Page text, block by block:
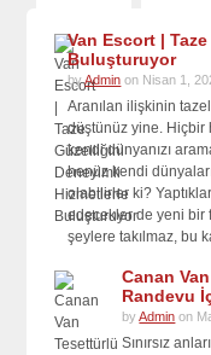
Van Escort |
Buluşturuyor
byAdmin on Nisan 1,
Aranılan ilişkinin
düştünüz yine. Hiçbir
kendi dünyanızı
henüz kendi
olabilirler ki?
edecekler de yeni bir
şeylere takılmaz, bu
Canan
Randevu
byAdmin on
Sınırsız